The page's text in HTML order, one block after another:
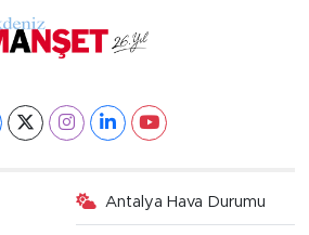
Antalya Hava Durumu